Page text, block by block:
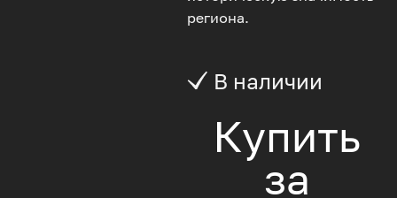
региона.
В наличии
Купить
за